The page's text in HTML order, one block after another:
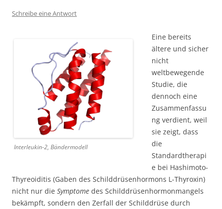
Schreibe eine Antwort
Interleukin-2, Bändermodell
Eine bereits
ältere und sicher
nicht
weltbewegende
Studie, die
dennoch eine
Zusammenfassu
ng verdient, weil
sie zeigt, dass
die
Standardtherapi
e bei Hashimoto-
Thyreoiditis (Gaben des Schilddrüsenhormons L-Thyroxin)
nicht nur die Symptome des Schilddrüsenhormonmangels
bekämpft, sondern den Zerfall der Schilddrüse durch